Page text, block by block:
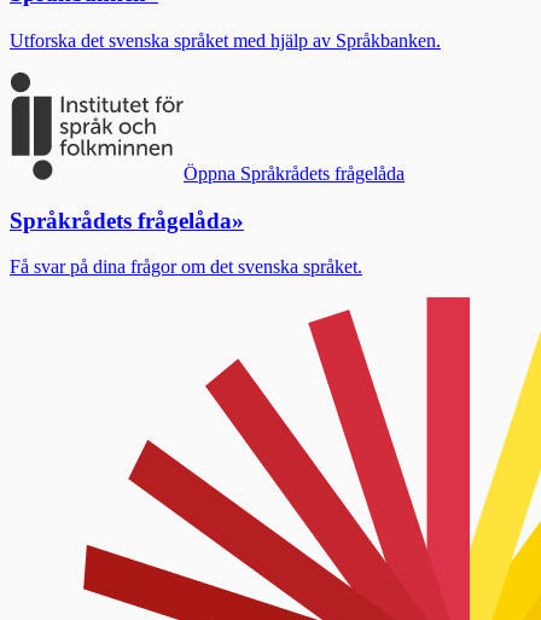
Utforska det svenska språket med hjälp av Språkbanken.
Öppna Språkrådets frågelåda
Språkrådets frågelåda»
Få svar på dina frågor om det svenska språket.